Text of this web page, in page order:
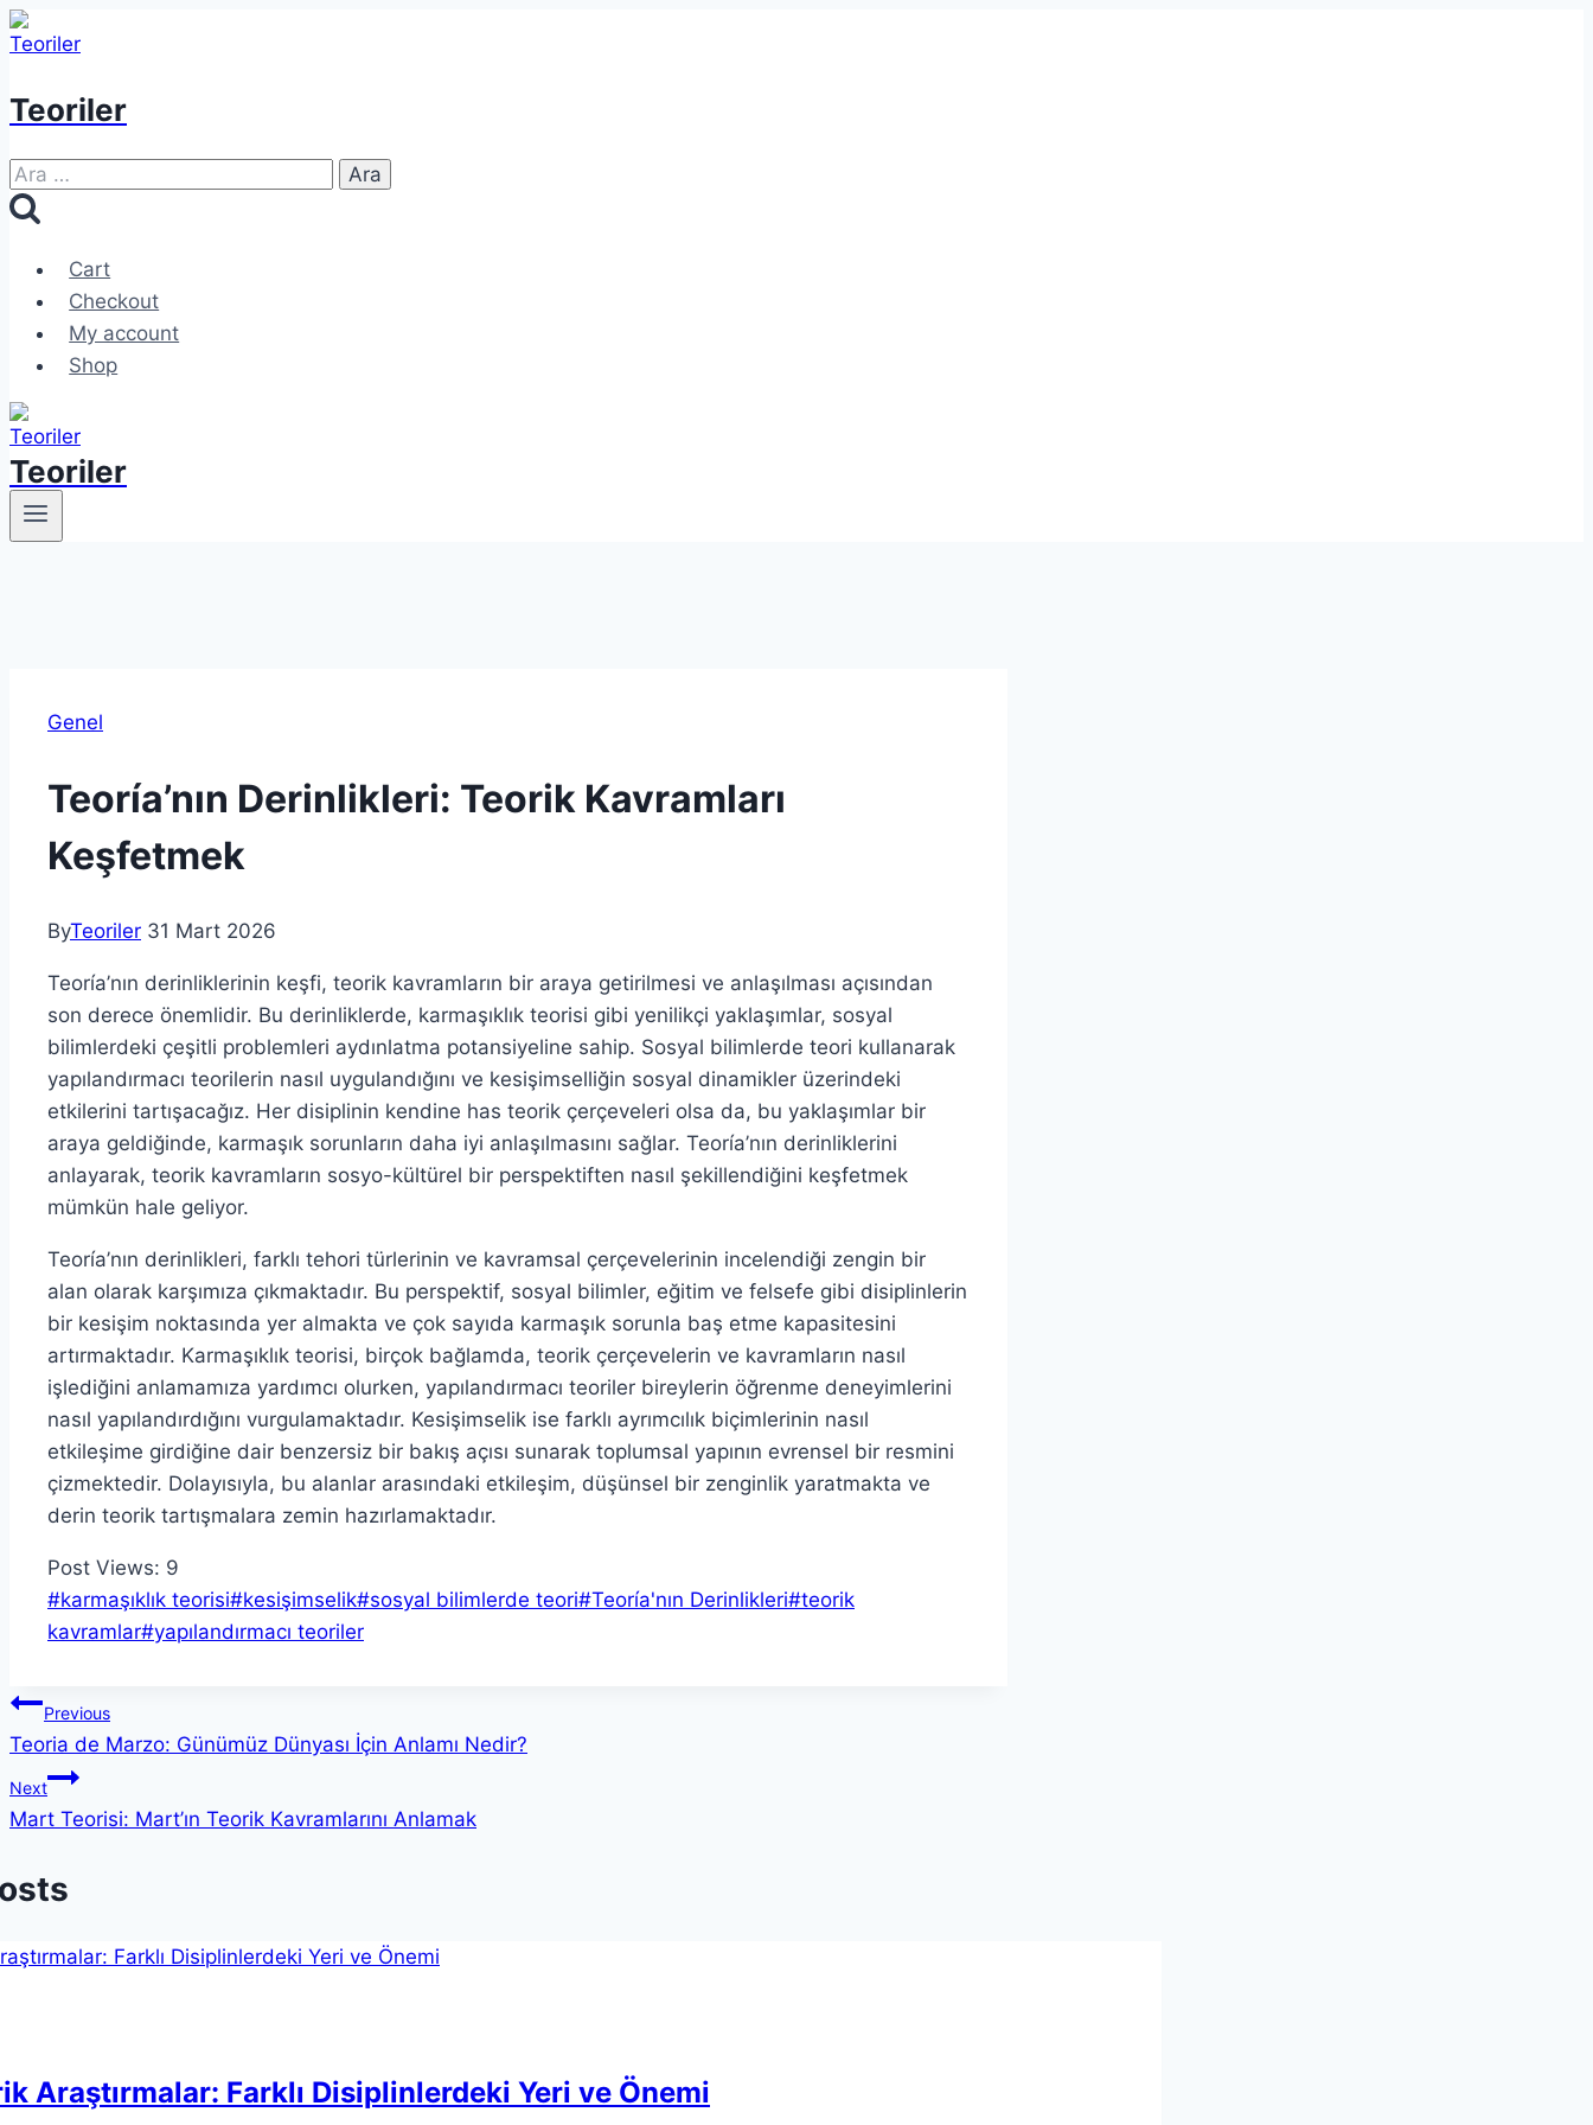
Skip
to
Teoriler
Arama:
Cart
Checkout
My account
Shop
Teoriler
Genel
Teoría’nın Derinlikleri: Teorik Kavramları
Keşfetmek
ByTeoriler 31 Mart 2026
Teoría’nın derinliklerinin keşfi, teorik kavramların bir araya getirilmesi ve anlaşılması açısından
son derece önemlidir. Bu derinliklerde, karmaşıklık teorisi gibi yenilikçi yaklaşımlar, sosyal
bilimlerdeki çeşitli problemleri aydınlatma potansiyeline sahip. Sosyal bilimlerde teori kullanarak
yapılandırmacı teorilerin nasıl uygulandığını ve kesişimselliğin sosyal dinamikler üzerindeki
etkilerini tartışacağız. Her disiplinin kendine has teorik çerçeveleri olsa da, bu yaklaşımlar bir
araya geldiğinde, karmaşık sorunların daha iyi anlaşılmasını sağlar. Teoría’nın derinliklerini
anlayarak, teorik kavramların sosyo-kültürel bir perspektiften nasıl şekillendiğini keşfetmek
mümkün hale geliyor.
Teoría’nın derinlikleri, farklı tehori türlerinin ve kavramsal çerçevelerinin incelendiği zengin bir
alan olarak karşımıza çıkmaktadır. Bu perspektif, sosyal bilimler, eğitim ve felsefe gibi disiplinlerin
bir kesişim noktasında yer almakta ve çok sayıda karmaşık sorunla baş etme kapasitesini
artırmaktadır. Karmaşıklık teorisi, birçok bağlamda, teorik çerçevelerin ve kavramların nasıl
işlediğini anlamamıza yardımcı olurken, yapılandırmacı teoriler bireylerin öğrenme deneyimlerini
nasıl yapılandırdığını vurgulamaktadır. Kesişimselik ise farklı ayrımcılık biçimlerinin nasıl
etkileşime girdiğine dair benzersiz bir bakış açısı sunarak toplumsal yapının evrensel bir resmini
çizmektedir. Dolayısıyla, bu alanlar arasındaki etkileşim, düşünsel bir zenginlik yaratmakta ve
derin teorik tartışmalara zemin hazırlamaktadır.
Post Views: 9
Post
Tags:
#karmaşıklık teorisi#kesişimselik#sosyal bilimlerde teori#Teoría'nın Derinlikleri#teorik
kavramlar#yapılandırmacı teoriler
Yazı
gezinmesi
Previous
Teoria de Marzo: Günümüz Dünyası İçin Anlamı Nedir?
Next
Mart Teorisi: Mart’ın Teorik Kavramlarını Anlamak
Araştırmalar: Farklı Disiplinlerdeki Yeri ve Önemi